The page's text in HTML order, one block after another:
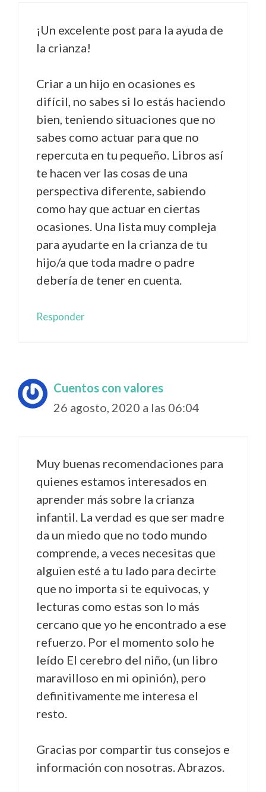
¡Un excelente post para la ayuda de
la crianza!
Criar a un hijo en ocasiones es
difícil, no sabes si lo estás haciendo
bien, teniendo situaciones que no
sabes como actuar para que no
repercuta en tu pequeño. Libros así
te hacen ver las cosas de una
perspectiva diferente, sabiendo
como hay que actuar en ciertas
ocasiones. Una lista muy compleja
para ayudarte en la crianza de tu
hijo/a que toda madre o padre
debería de tener en cuenta.
Responder
Cuentos con valores
26 agosto, 2020 a las 06:04
Muy buenas recomendaciones para
quienes estamos interesados en
aprender más sobre la crianza
infantil. La verdad es que ser madre
da un miedo que no todo mundo
comprende, a veces necesitas que
alguien esté a tu lado para decirte
que no importa si te equivocas, y
lecturas como estas son lo más
cercano que yo he encontrado a ese
refuerzo. Por el momento solo he
leído El cerebro del niño, (un libro
maravilloso en mi opinión), pero
definitivamente me interesa el
resto.
Gracias por compartir tus consejos e
información con nosotras. Abrazos.